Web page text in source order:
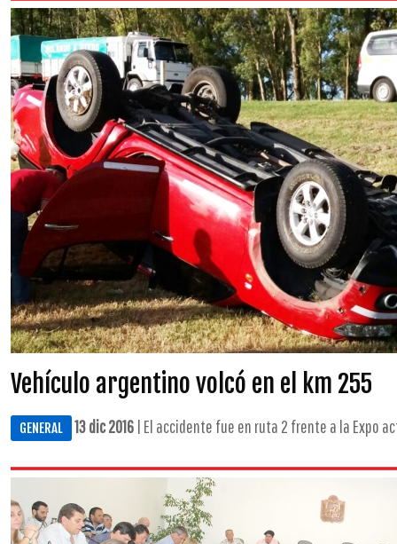
Vehículo argentino volcó en el km 255
GENERAL 13 dic 2016 | El accidente fue en ruta 2 frente a la Expo